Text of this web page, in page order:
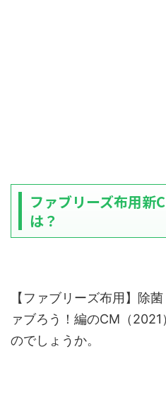
ファブリーズ布用新
は？
【ファブリーズ布用】除
ァブろう！編のCM（
のでしょうか。